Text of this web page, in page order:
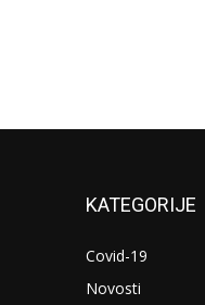
KATEGORIJE
Covid-19
Novosti